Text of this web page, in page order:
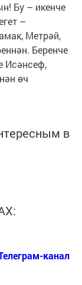
Бу – икенче
–
Метрәй,
Беренче
Исәнсеф,
өч
в
канал